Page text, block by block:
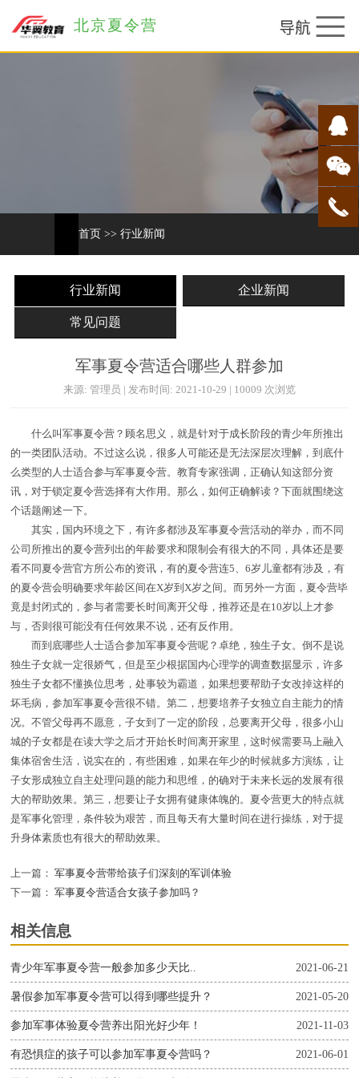
北京夏令营
首页 >> 行业新闻
行业新闻 企业新闻
常见问题
军事夏令营适合哪些人群参加
来源: 管理员 | 发布时间: 2021-10-29 | 10009 次浏览
什么叫军事夏令营？顾名思义，就是针对于成长阶段的青少年所推出
的一类团队活动。不过这么说，很多人可能还是无法深层次理解，到底什
么类型的人士适合参与军事夏令营。教育专家强调，正确认知这部分资
讯，对于锁定夏令营选择有大作用。那么，如何正确解读？下面就围绕这
个话题阐述一下。
其实，国内环境之下，有许多都涉及军事夏令营活动的举办，而不同
公司所推出的夏令营列出的年龄要求和限制会有很大的不同，具体还是要
看不同夏令营官方所公布的资讯，有的夏令营连5、6岁儿童都有涉及，有
的夏令营会明确要求年龄区间在X岁到X岁之间。而另外一方面，夏令营毕
竟是封闭式的，参与者需要长时间离开父母，推荐还是在10岁以上才参
与，否则很可能没有任何效果不说，还有反作用。
而到底哪些人士适合参加军事夏令营呢？卓绝，独生子女。倒不是说
独生子女就一定很娇气，但是至少根据国内心理学的调查数据显示，许多
独生子女都不懂换位思考，处事较为霸道，如果想要帮助子女改掉这样的
坏毛病，参加军事夏令营很不错。第二，想要培养子女独立自主能力的情
况。不管父母再不愿意，子女到了一定的阶段，总要离开父母，很多小山
城的子女都是在读大学之后才开始长时间离开家里，这时候需要马上融入
集体宿舍生活，说实在的，有些困难，如果在年少的时候就多方演练，让
子女形成独立自主处理问题的能力和思维，的确对于未来长远的发展有很
大的帮助效果。第三，想要让子女拥有健康体魄的。夏令营更大的特点就
是军事化管理，条件较为艰苦，而且每天有大量时间在进行操练，对于提
升身体素质也有很大的帮助效果。
上一篇： 军事夏令营带给孩子们深刻的军训体验
下一篇： 军事夏令营适合女孩子参加吗？
相关信息
2021-06-21
青少年军事夏令营一般参加多少天比..
2021-05-20
暑假参加军事夏令营可以得到哪些提升？
2021-11-03
参加军事体验夏令营养出阳光好少年！
2021-06-01
有恐惧症的孩子可以参加军事夏令营吗？